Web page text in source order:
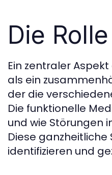
Die
Ein zentraler
als ein
der die
Die funktionelle
und wie Störungen
Diese ganzheitliche
identifizieren und